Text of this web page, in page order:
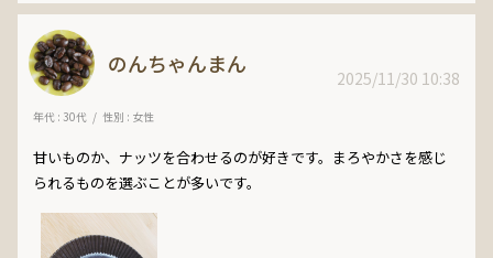
のんちゃんまん
年代 : 30代 性別 : 女性
甘いものか、ナッツを合わせるのが好きです。まろやかさを感じ
られるものを選ぶことが多いです。
2025/11/30 10:38